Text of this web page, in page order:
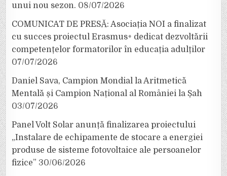
unui nou sezon. 08/07/2026
COMUNICAT DE PRESĂ: Asociația NOI a finalizat
cu succes proiectul Erasmus+ dedicat dezvoltării
competențelor formatorilor în educația adulților
07/07/2026
Daniel Sava, Campion Mondial la Aritmetică
Mentală și Campion Național al României la Șah
03/07/2026
Panel Volt Solar anunță finalizarea proiectului
„Instalare de echipamente de stocare a energiei
produse de sisteme fotovoltaice ale persoanelor
fizice” 30/06/2026